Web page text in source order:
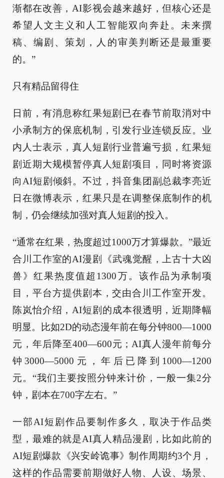
渐都在改善，AI影视会越来越好，但核心还是
希望人文主义和人工智能双向奔赴。未来撰
稿、编剧、策划，人的审美判断还是最重要
的。”
只有精品留得住
日前，有消息称红果短剧已在春节前取消对中
小承制方的保底机制，引发行业连锁反应。业
内人士表示，真人短剧行业普遍亏损，红果短
剧近期大规模暂停真人短剧项目，同时将资源
向AI短剧倾斜。不过，抖音集团副总裁李亮近
日在微博表示，红果只是在调整保底制作的机
制，仍会继续加强对真人短剧的投入。
“通常在红果，热度超过1000万才算爆款。”最近
合川工作室的AI漫剧《武魂觉醒，上古十大凶
兽》红果热度值超1300万。该作品为承制项
目，平台方提供剧本，交由合川工作室开发。
陈岚怡介绍，AI短剧的成本很透明，近期降幅
明显。比如2D的动态漫年前在每分钟800—1000
元，年后降至400—600元；AI真人漫年前每分
钟3000—5000元，年后已降到1000—1200
元。“我们主要按照分钟来计价，一般一集2分
钟，剧本在700字左右。”
一部AI短剧作品要制作多久，取决于作品类
型，最难的就是AI真人精品漫剧，比如此前的
AI短剧爆款《兴安岭诡事》制作周期约3个月，
这样的作品需要前期做好人物、人设、场景、